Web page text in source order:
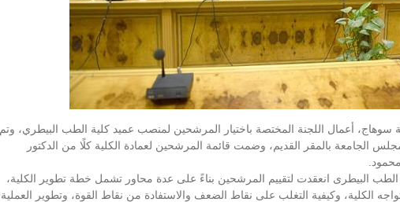
أعمال اللجنة المختصة باختيار المرشحين لمنصب عميد كلية الطب البيطري، وتم
الجامعة بالمقر القديم، وضمت قائمة المرشحين لعمادة الكلية كلًا من الدكتور
الطب البيطرى انعقدت لتقييم المرشحين بناءً على عدة محاور تشمل خطة تطوير الكلية،
الكلية، وكيفية التغلب على نقاط الضعف والاستفادة من نقاط القوة، وتطوير العملية